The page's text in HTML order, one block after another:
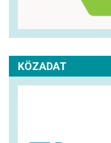
KÖZADAT